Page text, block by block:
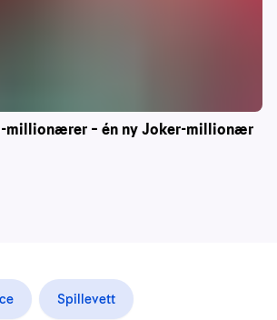
millionærer – én ny Joker-millionær
Spillevett